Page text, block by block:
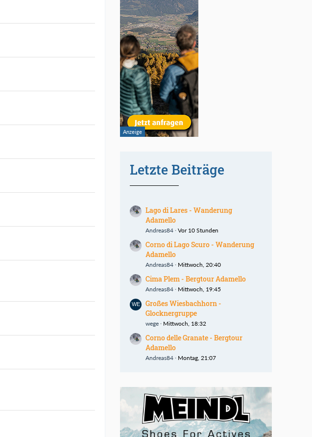
Letzte Beiträge
Lago di Lares - Wanderung
Adamello
Andreas84 Vor 10 Stunden
Corno di Lago Scuro - Wanderung
Adamello
Andreas84 Mittwoch, 20:40
Cima Plem - Bergtour Adamello
Andreas84 Mittwoch, 19:45
Großes Wiesbachhorn -
Glocknergruppe
wege Mittwoch, 18:32
Corno delle Granate - Bergtour
Adamello
Andreas84 Montag, 21:07